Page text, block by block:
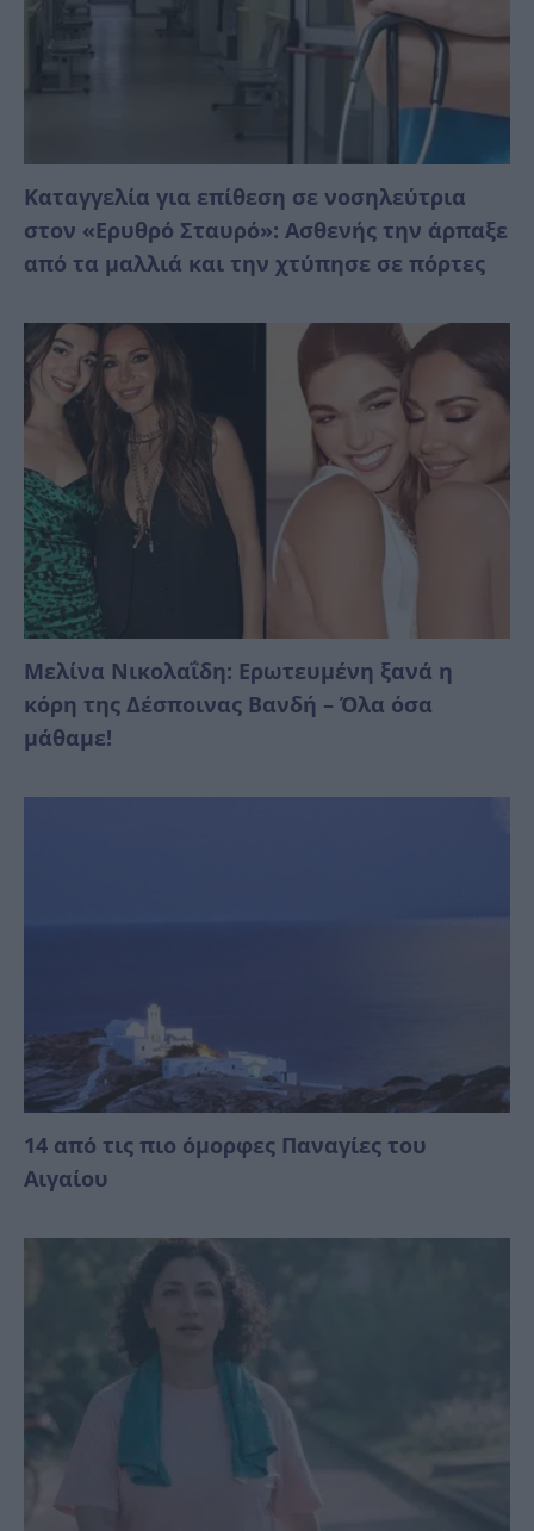
Καταγγελία για επίθεση σε νοσηλεύτρια
στον «Ερυθρό Σταυρό»: Ασθενής την άρπαξε
από τα μαλλιά και την χτύπησε σε πόρτες
Μελίνα Νικολαΐδη: Ερωτευμένη ξανά η
κόρη της Δέσποινας Βανδή – Όλα όσα
μάθαμε!
14 από τις πιο όμορφες Παναγίες του
Αιγαίου